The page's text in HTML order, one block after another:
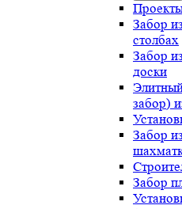
Забор
столбах
Забор
доски
забор)
Забор
Забор